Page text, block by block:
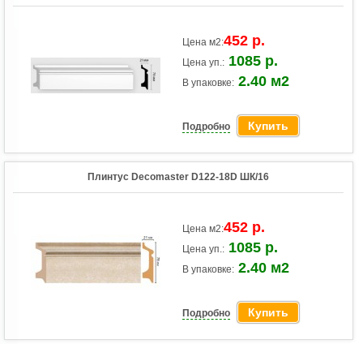
Цена м2:452 р.
Цена уп.: 1085 р.
В упаковке: 2.40 м2
Подробно Купить
Плинтус Decomaster D122-18D ШК/16
Цена м2:452 р.
Цена уп.: 1085 р.
В упаковке: 2.40 м2
Подробно Купить